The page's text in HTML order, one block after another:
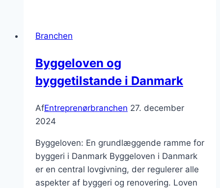
godt
arbejdsmiljø
Branchen
Byggeloven og
byggetilstande i Danmark
AfEntreprenørbranchen 27. december
2024
Byggeloven: En grundlæggende ramme for
byggeri i Danmark Byggeloven i Danmark
er en central lovgivning, der regulerer alle
aspekter af byggeri og renovering. Loven